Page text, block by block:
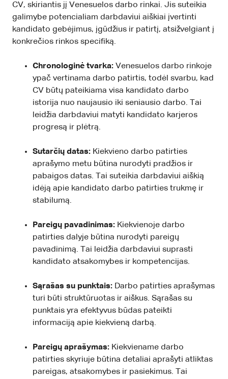
CV, skiriantis jį Venesuelos darbo rinkai. Jis suteikia
galimybe potencialiam darbdaviui aiškiai įvertinti
kandidato gebėjimus, įgūdžius ir patirtį, atsižvelgiant į
konkrečios rinkos specifiką.
Chronologinė tvarka: Venesuelos darbo rinkoje
ypač vertinama darbo patirtis, todėl svarbu, kad
CV būtų pateikiama visa kandidato darbo
istorija nuo naujausio iki seniausio darbo. Tai
leidžia darbdaviui matyti kandidato karjeros
progresą ir plėtrą.
Sutarčių datas: Kiekvieno darbo patirties
aprašymo metu būtina nurodyti pradžios ir
pabaigos datas. Tai suteikia darbdaviui aiškią
idėją apie kandidato darbo patirties trukmę ir
stabilumą.
Pareigų pavadinimas: Kiekvienoje darbo
patirties dalyje būtina nurodyti pareigų
pavadinimą. Tai leidžia darbdaviui suprasti
kandidato atsakomybes ir kompetencijas.
Sąrašas su punktais: Darbo patirties aprašymas
turi būti struktūruotas ir aiškus. Sąrašas su
punktais yra efektyvus būdas pateikti
informaciją apie kiekvieną darbą.
Pareigų aprašymas: Kiekviename darbo
patirties skyriuje būtina detaliai aprašyti atliktas
pareigas, atsakomybes ir pasiekimus. Tai